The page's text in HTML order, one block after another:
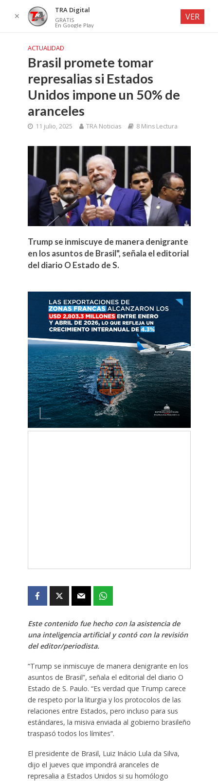
ACTUALIDAD
Brasil promete tomar
represalias si Estados
Unidos impone un 50% de
aranceles
11 julio, 2025 TRA Noticias 8 Mins Lectura
Trump se inmiscuye de manera denigrante
en los asuntos de Brasil", señala el editorial
del diario O Estado de S.
Este contenido fue hecho con la asistencia de
una inteligencia artificial y contó con la revisión
del editor/periodista.
“Trump se inmiscuye de manera denigrante en los
asuntos de Brasil”, señala el editorial del diario O
Estado de S. Paulo. “Es verdad que Trump carece
de respeto por la liturgia y los protocolos de las
relaciones entre Estados, pero incluso para sus
estándares, la misiva enviada al gobierno brasileño
traspasó todos los límites”.
El presidente de Brasil, Luiz Inácio Lula da Silva,
dijo el jueves que impondrá aranceles de
represalia a Estados Unidos si su homólogo
✕
TRA Digital
GRATIS
En Google Play
VER